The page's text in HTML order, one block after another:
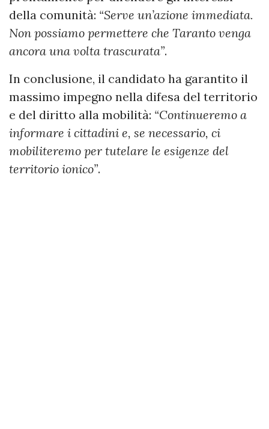
della comunità: “Serve un’azione immediata.
Non possiamo permettere che Taranto venga
ancora una volta trascurata”.
In conclusione, il candidato ha garantito il
massimo impegno nella difesa del territorio
e del diritto alla mobilità: “Continueremo a
informare i cittadini e, se necessario, ci
mobiliteremo per tutelare le esigenze del
territorio ionico”.